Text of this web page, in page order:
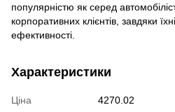
популярністю як серед
корпоративних клієнтів, завдяки
ефективності.
Характеристики
Ціна
4270.02